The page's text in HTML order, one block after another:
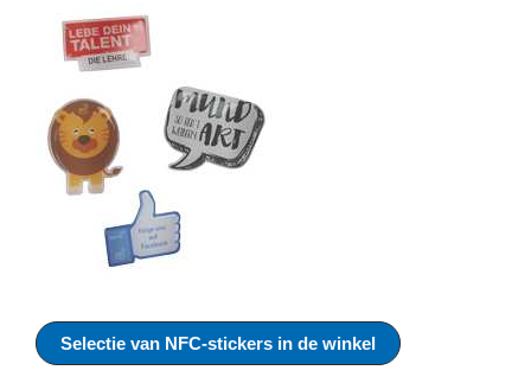
Selectie van NFC-stickers in de winkel